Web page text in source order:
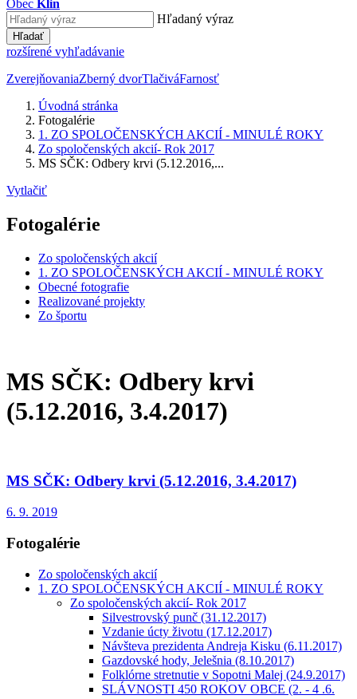
Obec Klin
Hľadaný výraz
Hľadať
rozšírené vyhľadávanie
ZverejňovaniaZberný dvorTlačiváFarnosť
Úvodná stránka
Fotogalérie
1. ZO SPOLOČENSKÝCH AKCIÍ - MINULÉ ROKY
Zo spoločenských akcií- Rok 2017
MS SČK: Odbery krvi (5.12.2016,...
Vytlačiť
Fotogalérie
Zo spoločenských akcií
1. ZO SPOLOČENSKÝCH AKCIÍ - MINULÉ ROKY
Obecné fotografie
Realizované projekty
Zo športu
MS SČK: Odbery krvi
(5.12.2016, 3.4.2017)
MS SČK: Odbery krvi (5.12.2016, 3.4.2017)
6. 9. 2019
Fotogalérie
Zo spoločenských akcií
1. ZO SPOLOČENSKÝCH AKCIÍ - MINULÉ ROKY
Zo spoločenských akcií- Rok 2017
Silvestrovský punč (31.12.2017)
Vzdanie úcty životu (17.12.2017)
Návšteva prezidenta Andreja Kisku (6.11.2017)
Gazdovské hody, Jelešnia (8.10.2017)
Folklórne stretnutie v Sopotni Malej (24.9.2017)
SLÁVNOSTI 450 ROKOV OBCE (2. - 4 .6.